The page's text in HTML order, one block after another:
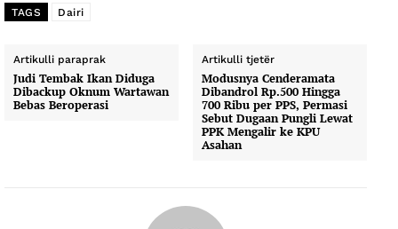
TAGS Dairi
Artikulli paraprak
Judi Tembak Ikan Diduga
Dibackup Oknum Wartawan
Bebas Beroperasi
Artikulli tjetër
Modusnya Cenderamata
Dibandrol Rp.500 Hingga
700 Ribu per PPS, Permasi
Sebut Dugaan Pungli Lewat
PPK Mengalir ke KPU
Asahan